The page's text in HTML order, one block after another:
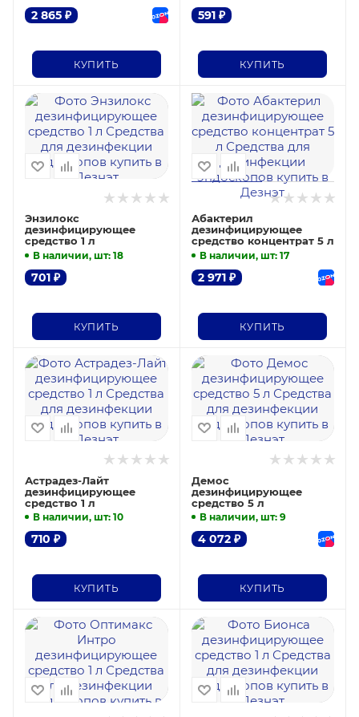
2 865 ₽
КУПИТЬ
591₽
КУПИТЬ
Энзилокс
дезинфицирующее
средство 1 л
В наличии, шт: 18
701 ₽
КУПИТЬ
Абактерил
дезинфицирующее
средство концентрат 5 л
В наличии, шт: 17
2 971₽
КУПИТЬ
Астрадез-Лайт
дезинфицирующее
средство 1 л
В наличии, шт: 10
710 ₽
КУПИТЬ
Демос
дезинфицирующее
средство 5 л
В наличии, шт: 9
4 072₽
КУПИТЬ